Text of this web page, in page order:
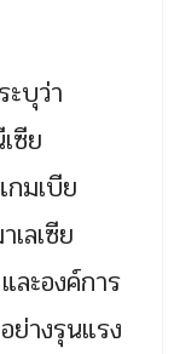
บุว่า
ซีย
มเบีย
ลเซีย
ะองค์การ
างรุนแรง